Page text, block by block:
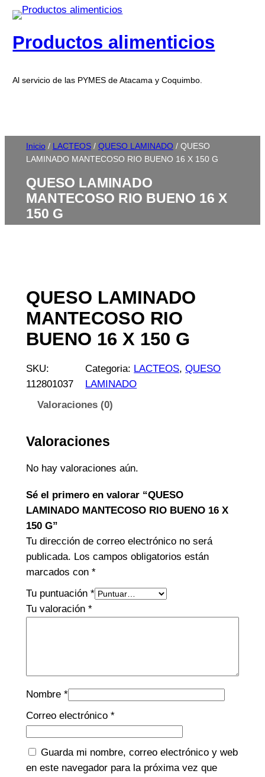
Productos alimenticios
Al servicio de las PYMES de Atacama y Coquimbo.
Inicio / LACTEOS/ QUESO LAMINADO / QUESO
LAMINADO MANTECOSO RIO BUENO 16 X 150 G
QUESO LAMINADO
MANTECOSO RIO BUENO 16 X
150 G
QUESO LAMINADO
MANTECOSO RIO
BUENO 16 X 150 G
SKU:
112801037
Categoria: LACTEOS, QUESO
LAMINADO
Valoraciones (0)
Valoraciones
No hay valoraciones aún.
Sé el primero en valorar “QUESO
LAMINADO MANTECOSO RIO BUENO 16 X
150 G”
Tu dirección de correo electrónico no será
publicada. Los campos obligatorios están
marcados con *
Tu puntuación *
Tu valoración *
Nombre *
Correo electrónico *
Guarda mi nombre, correo electrónico y web
en este navegador para la próxima vez que